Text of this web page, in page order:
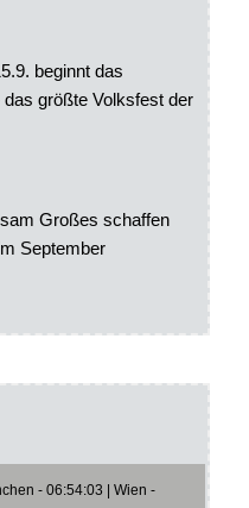
beginnt das
größte Volksfest der
Großes schaffen
September
- 06:54:03 | Wien -